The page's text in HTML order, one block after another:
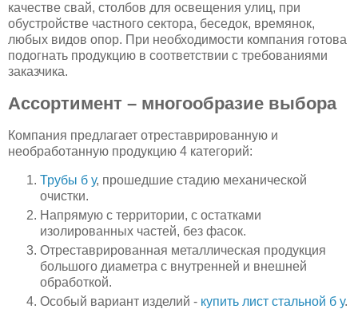
качестве свай, столбов для освещения улиц, при
обустройстве частного сектора, беседок, времянок,
любых видов опор. При необходимости компания готова
подогнать продукцию в соответствии с требованиями
заказчика.
Ассортимент – многообразие выбора
Компания предлагает отреставрированную и
необработанную продукцию 4 категорий:
Трубы б у, прошедшие стадию механической
очистки.
Напрямую с территории, с остатками
изолированных частей, без фасок.
Отреставрированная металлическая продукция
большого диаметра с внутренней и внешней
обработкой.
Особый вариант изделий - купить лист стальной б у.